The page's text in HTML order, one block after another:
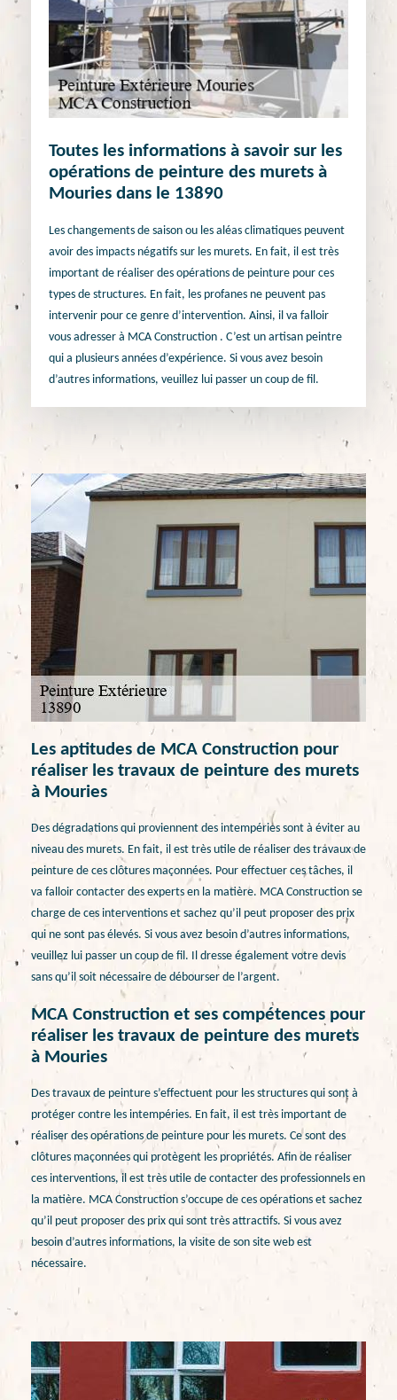
Toutes les informations à savoir sur les
opérations de peinture des murets à
Mouries dans le 13890
Les changements de saison ou les aléas climatiques peuvent
avoir des impacts négatifs sur les murets. En fait, il est très
important de réaliser des opérations de peinture pour ces
types de structures. En fait, les profanes ne peuvent pas
intervenir pour ce genre d’intervention. Ainsi, il va falloir
vous adresser à MCA Construction . C’est un artisan peintre
qui a plusieurs années d’expérience. Si vous avez besoin
d’autres informations, veuillez lui passer un coup de fil.
Les aptitudes de MCA Construction pour
réaliser les travaux de peinture des murets
à Mouries
Des dégradations qui proviennent des intempéries sont à éviter au
niveau des murets. En fait, il est très utile de réaliser des travaux de
peinture de ces clôtures maçonnées. Pour effectuer ces tâches, il
va falloir contacter des experts en la matière. MCA Construction se
charge de ces interventions et sachez qu’il peut proposer des prix
qui ne sont pas élevés. Si vous avez besoin d’autres informations,
veuillez lui passer un coup de fil. Il dresse également votre devis
sans qu’il soit nécessaire de débourser de l’argent.
MCA Construction et ses compétences pour
réaliser les travaux de peinture des murets
à Mouries
Des travaux de peinture s’effectuent pour les structures qui sont à
protéger contre les intempéries. En fait, il est très important de
réaliser des opérations de peinture pour les murets. Ce sont des
clôtures maçonnées qui protègent les propriétés. Afin de réaliser
ces interventions, il est très utile de contacter des professionnels en
la matière. MCA Construction s’occupe de ces opérations et sachez
qu’il peut proposer des prix qui sont très attractifs. Si vous avez
besoin d’autres informations, la visite de son site web est
nécessaire.